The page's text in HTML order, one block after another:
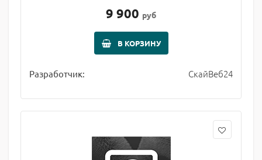
9 900 руб
В КОРЗИНУ
Разработчик: СкайВеб24